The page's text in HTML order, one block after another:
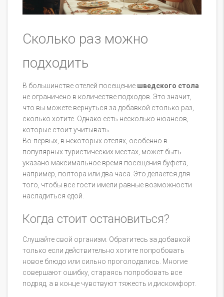
Сколько раз можно
подходить
В большинстве отелей посещение шведского стола
не ограничено в количестве подходов. Это значит,
что вы можете вернуться за добавкой столько раз,
сколько хотите. Однако есть несколько нюансов,
которые стоит учитывать.
Во-первых, в некоторых отелях, особенно в
популярных туристических местах, может быть
указано максимальное время посещения буфета,
например, полтора или два часа. Это делается для
того, чтобы все гости имели равные возможности
насладиться едой.
Когда стоит остановиться?
Слушайте свой организм. Обратитесь за добавкой
только если действительно хотите попробовать
новое блюдо или сильно проголодались. Многие
совершают ошибку, стараясь попробовать все
подряд, а в конце чувствуют тяжесть и дискомфорт.